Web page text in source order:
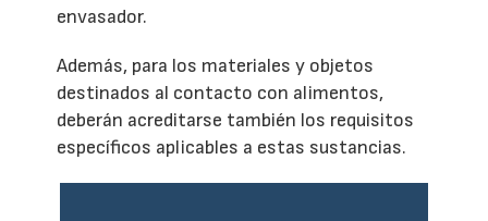
envasador.
Además, para los materiales y objetos
destinados al contacto con alimentos,
deberán acreditarse también los requisitos
específicos aplicables a estas sustancias.